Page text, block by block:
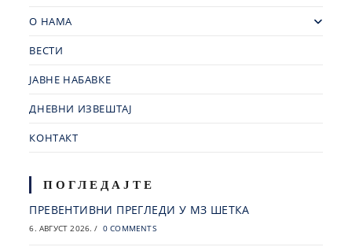
О НАМА
ВЕСТИ
ЈАВНЕ НАБАВКЕ
ДНЕВНИ ИЗВЕШТАЈ
КОНТАКТ
ПОГЛЕДАЈТЕ
ПРЕВЕНТИВНИ ПРЕГЛЕДИ У МЗ ШЕТКА
6. АВГУСТ 2026. / 0 COMMENTS